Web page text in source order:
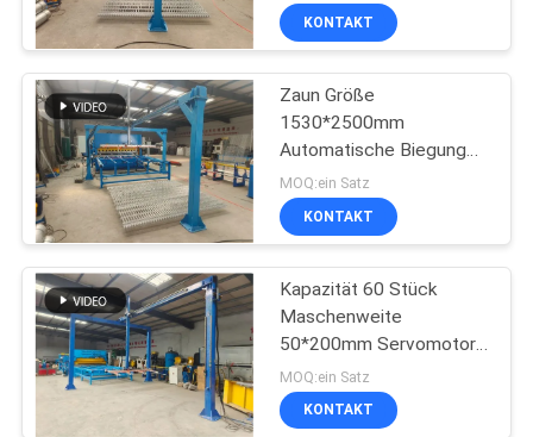
Bau Mesh Welding
Machine
Rollenmaschen-
200mm Zaunmaschine
KONTAKT
Zaun Größe
1530*2500mm
Automatische Biegung
Highway Guardrail 3d
Zaun Mesh
Schweißmaschine
MOQ:ein Satz
KONTAKT
Kapazität 60 Stück
Maschenweite
50*200mm Servomotor
3,5kw
MOQ:ein Satz
KONTAKT